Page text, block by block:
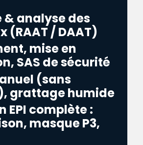
& analyse des
(RAAT / DAAT)
mise en
SAS de sécurité
(sans
grattage humide
EPI complète :
masque P3,